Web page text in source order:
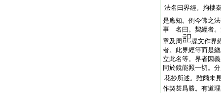
法名曰界經。拘樓
是應知。例今佛之
事 名曰。契經者。
章及周
牒文作界
者。此界經等而是
立此名等。界者因
同於鏡能照一切。
花抄所述。雖爾未
作契甚爲勝。有道